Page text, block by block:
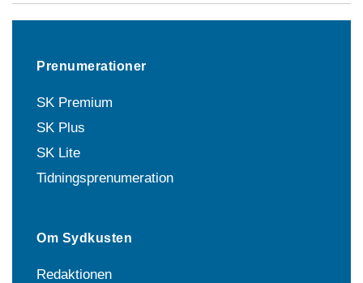
Prenumerationer
SK Premium
SK Plus
SK Lite
Tidningsprenumeration
Om Sydkusten
Redaktionen